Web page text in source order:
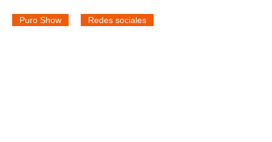
Puro Show Redes sociales